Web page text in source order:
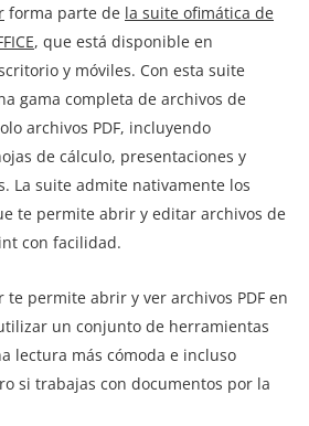
forma parte de la suite ofimática de
, que está disponible en
y móviles. Con esta suite
gama completa de archivos de
archivos PDF, incluyendo
de cálculo, presentaciones y
La suite admite nativamente los
te permite abrir y editar archivos de
con facilidad.
te permite abrir y ver archivos PDF en
un conjunto de herramientas
lectura más cómoda e incluso
si trabajas con documentos por la